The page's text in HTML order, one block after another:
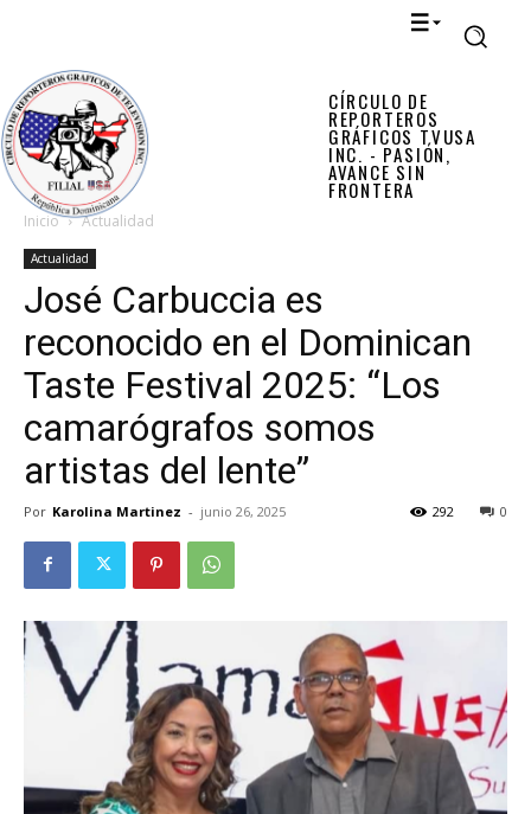
CÍRCULO DE
REPORTEROS
GRÁFICOS TVUSA
INC. - PASIÓN,
AVANCE SIN
FRONTERA
Inicio Actualidad
Actualidad
José Carbuccia es
reconocido en el Dominican
Taste Festival 2025: “Los
camarógrafos somos
artistas del lente”
Por Karolina Martinez - junio 26, 2025 0
292